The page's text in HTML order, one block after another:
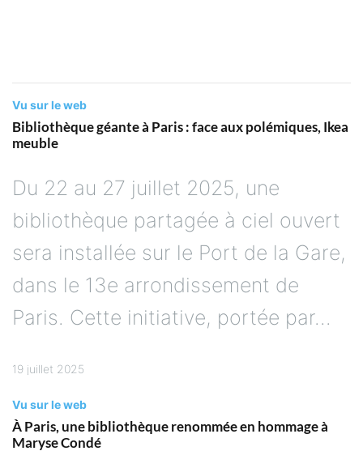
Vu sur le web
Bibliothèque géante à Paris : face aux polémiques, Ikea
meuble
Du 22 au 27 juillet 2025, une
bibliothèque partagée à ciel ouvert
sera installée sur le Port de la Gare,
dans le 13e arrondissement de
Paris. Cette initiative, portée par...
19 juillet 2025
Vu sur le web
À Paris, une bibliothèque renommée en hommage à
Maryse Condé